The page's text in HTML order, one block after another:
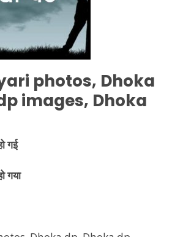
photos, Dhoka
images, Dhoka
गई
गया